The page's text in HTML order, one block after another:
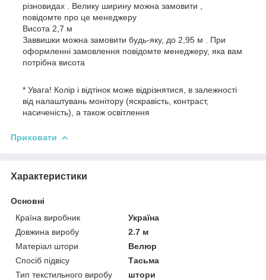
різновидах . Велику ширину можна замовити ,
повідомте про це менеджеру
Висота 2,7 м
Заввишки можна замовити будь-яку, до 2,95 м . При
оформленні замовлення повідомте менеджеру, яка вам
потрібна висота
* Увага! Колір і відтінок може відрізнятися, в залежності
від налаштувань монітору (яскравість, контраст,
насиченість), а також освітлення
Приховати
Характеристики
Основні
Країна виробник
Україна
Довжина виробу
2.7 м
Матеріал штори
Велюр
Спосіб підвісу
Тасьма
Тип текстильного виробу
штори